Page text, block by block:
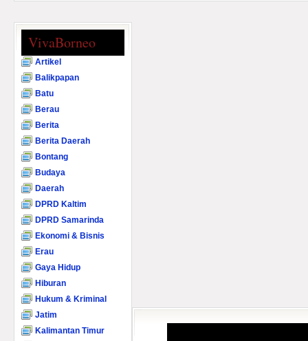
VivaBorneo
Artikel
Balikpapan
Batu
Berau
Berita
Berita Daerah
Bontang
Budaya
Daerah
DPRD Kaltim
DPRD Samarinda
Ekonomi & Bisnis
Erau
Gaya Hidup
Hiburan
Hukum & Kriminal
Jatim
Kalimantan Timur